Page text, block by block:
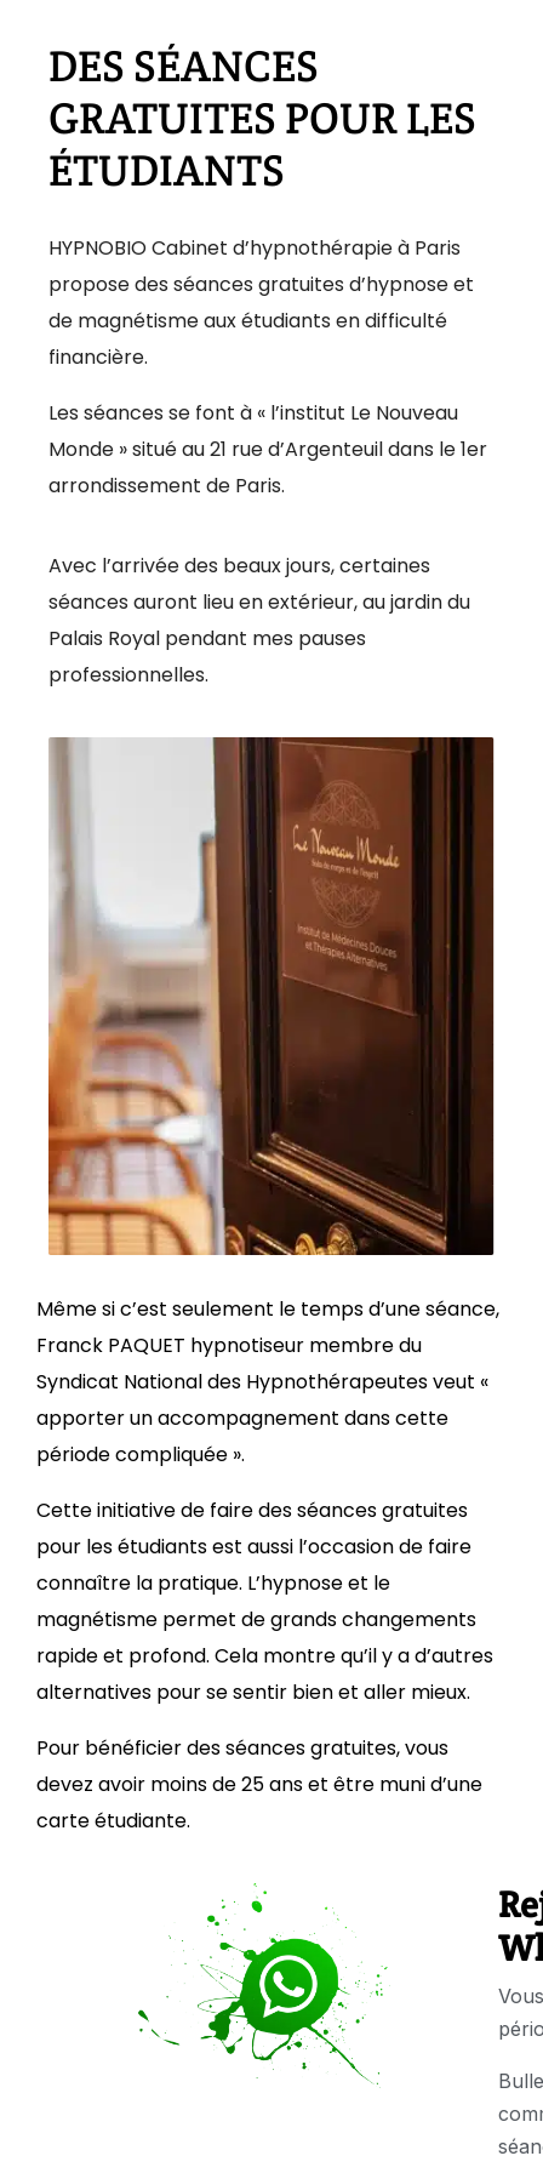
DES SÉANCES
GRATUITES POUR LES
ÉTUDIANTS
HYPNOBIO Cabinet d’hypnothérapie à Paris
propose des séances gratuites d’hypnose et
de magnétisme aux étudiants en difficulté
financière.
Les séances se font à « l’institut Le Nouveau
Monde » situé au 21 rue d’Argenteuil dans le 1er
arrondissement de Paris.
Avec l’arrivée des beaux jours, certaines
séances auront lieu en extérieur, au jardin du
Palais Royal pendant mes pauses
professionnelles.
Même si c’est seulement le temps d’une séance,
Franck PAQUET hypnotiseur membre du
Syndicat National des Hypnothérapeutes veut «
apporter un accompagnement dans cette
période compliquée ».
Cette initiative de faire des séances gratuites
pour les étudiants est aussi l’occasion de faire
connaître la pratique. L’hypnose et le
magnétisme permet de grands changements
rapide et profond. Cela montre qu’il y a d’autres
alternatives pour se sentir bien et aller mieux.
Pour bénéficier des séances gratuites, vous
devez avoir moins de 25 ans et être muni d’une
carte étudiante.